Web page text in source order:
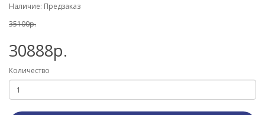
Наличие: Предзаказ
35100р.
30888р.
Количество